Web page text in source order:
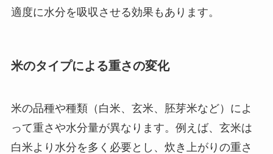
適度に水分を吸収させる効果もあります。
米のタイプによる重さの変化
米の品種や種類（白米、玄米、胚芽米など）によ
って重さや水分量が異なります。例えば、玄米は
白米より水分を多く必要とし、炊き上がりの重さ